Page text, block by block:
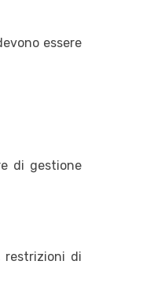
essere
di gestione
restrizioni di